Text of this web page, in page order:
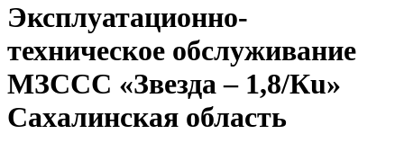
Эксплуатационно-
техническое обслуживание
МЗССС «Звезда – 1,8/Кu»
Сахалинская область